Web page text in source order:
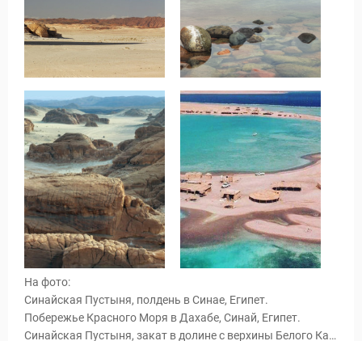
На фото:
Синайская Пустыня, полдень в Синае, Египет.
Побережье Красного Моря в Дахабе, Синай, Египет.
Синайская Пустыня, закат в долине с верхины Белого Каньона, Дахаб, Египет.